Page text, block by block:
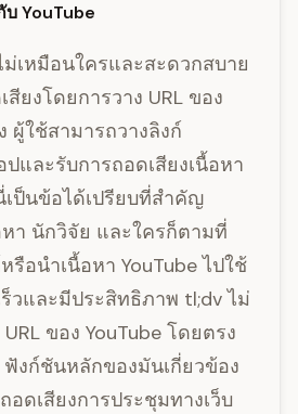
YouTube
ม่เหมือนใครและสะดวกสบาย
สียงโดยการวาง URL ของ
ผู้ใช้สามารถวางลิงก์
ปและรับการถอดเสียงเนื้อหา
ป็นข้อได้เปรียบที่สำคัญ
า นักวิจัย และใครก็ตามที่
รือนำเนื้อหา YouTube ไปใช้
วและมีประสิทธิภาพ tl;dv ไม่
ของ YouTube โดยตรง
ฟังก์ชันหลักของมันเกี่ยวข้อง
ดเสียงการประชุมทางเว็บ